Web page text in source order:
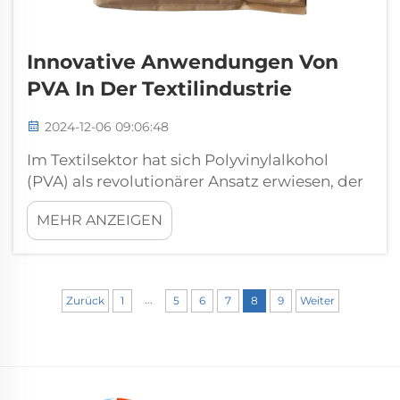
Innovative Anwendungen Von
PVA In Der Textilindustrie
2024-12-06 09:06:48
Im Textilsektor hat sich Polyvinylalkohol
(PVA) als revolutionärer Ansatz erwiesen, der
Stoffen sowohl Funktionalität als auch
ästhetische Eigenschaften verleiht. Dieser
Artikel befasst sich mit der Anwendung von
Textilanwendung ...
MEHR ANZEIGEN
Zurück 1 ... 5 6 7 8 9 Weiter